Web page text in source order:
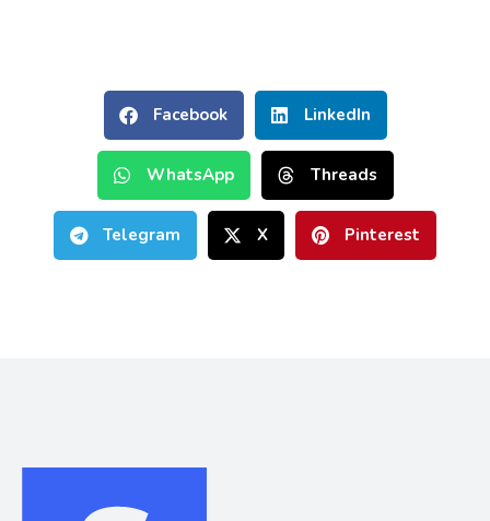
Facebook LinkedIn
WhatsApp Threads
Telegram X Pinterest